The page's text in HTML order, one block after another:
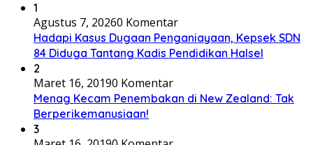
1
Agustus 7, 20260 Komentar
Hadapi Kasus Dugaan Penganiayaan, Kepsek SDN
84 Diduga Tantang Kadis Pendidikan Halsel
2
Maret 16, 20190 Komentar
Menag Kecam Penembakan di New Zealand: Tak
Berperikemanusiaan!
3